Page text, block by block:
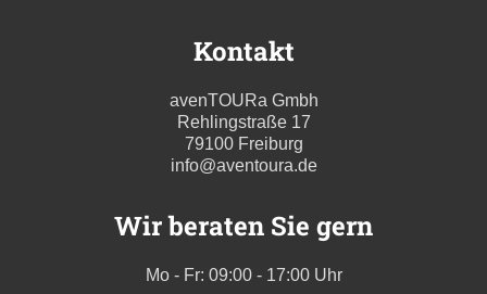
Kontakt
avenTOURa Gmbh
Rehlingstraße 17
79100 Freiburg
info@aventoura.de
Wir beraten Sie gern
Mo - Fr: 09:00 - 17:00 Uhr